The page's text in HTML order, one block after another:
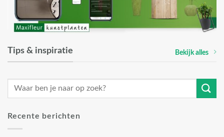
Tips & inspiratie Bekijk alles
Recente berichten